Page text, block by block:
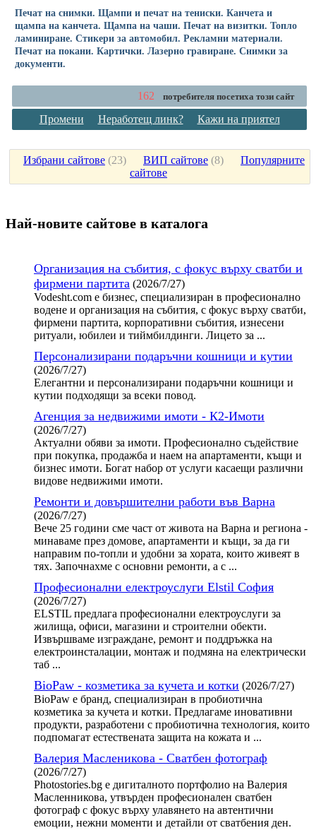
Печат на снимки. Щампи и печат на тениски. Канчета и
щампа на канчета. Щампа на чаши. Печат на визитки. Топло
ламиниране. Стикери за автомобил. Рекламни материали.
Печат на покани. Картички. Лазерно гравиране. Снимки за
документи.
162 потребителя посетиха този сайт
Промени Неработещ линк? Кажи на приятел
Избрани сайтове (23) ВИП сайтове (8) Популярните
сайтове
Най-новите сайтoве в каталога
Организация на събития, с фокус върху сватби и
фирмени партита (2026/7/27)
Vodesht.com е бизнес, специализиран в професионално
водене и организация на събития, с фокус върху сватби,
фирмени партита, корпоративни събития, изнесени
ритуали, юбилеи и тиймбилдинги. Лицето за ...
Персонализирани подаръчни кошници и кутии
(2026/7/27)
Елегантни и персонализирани подаръчни кошници и
кутии подходящи за всеки повод.
Агенция за недвижими имоти - К2-Имоти
(2026/7/27)
Актуални обяви за имоти. Професионално съдействие
при покупка, продажба и наем на апартаменти, къщи и
бизнес имоти. Богат набор от услуги касаещи различни
видове недвижими имоти.
Ремонти и довършителни работи във Варна
(2026/7/27)
Вече 25 години сме част от живота на Варна и региона -
минаваме през домове, апартаменти и къщи, за да ги
направим по-топли и удобни за хората, които живеят в
тях. Започнахме с основни ремонти, а с ...
Професионални електроуслуги Elstil София
(2026/7/27)
ELSTIL предлага професионални електроуслуги за
жилища, офиси, магазини и строителни обекти.
Извършваме изграждане, ремонт и поддръжка на
електроинсталации, монтаж и подмяна на електрически
таб ...
BioPaw - козметика за кучета и котки (2026/7/27)
BioPaw е бранд, специализиран в пробиотична
козметика за кучета и котки. Предлагаме иновативни
продукти, разработени с пробиотична технология, които
подпомагат естествената защита на кожата и ...
Валерия Масленикова - Сватбен фотограф
(2026/7/27)
Photostories.bg е дигиталното портфолио на Валерия
Масленникова, утвърден професионален сватбен
фотограф с фокус върху улавянето на автентични
емоции, нежни моменти и детайли от сватбения ден.